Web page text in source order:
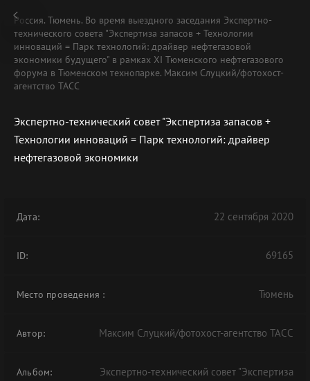
Россия. Тюмень. Во время выездного заседания Экспертно-
технического совета "Экспертиза запасов + Технологии
инноваций = Парк технологий: драйвер нефтегазовой
экономики будущего" в рамках XI Тюменского нефтегазового
форума в Тюменском технопарке. Максим Слуцкий/фотохост-
агентство ТАСС
Экспертно-технический совет "Экспертиза запасов +
Технологии инноваций = Парк технологий: драйвер
нефтегазовой экономики
Дата: 22 сентября 2020
ID: 69165
Место проведения : Тюмень
Автор: Максим Слуцкий/фотохост-агентство ТАСС
Альбом:
Экспертно-технический совет "Экспертиза